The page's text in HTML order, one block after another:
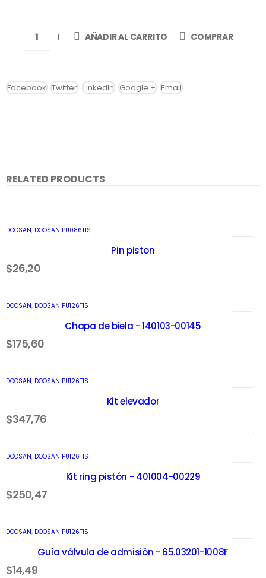
AÑADIR AL CARRITO COMPRAR
Facebook Twitter LinkedIn Google + Email
RELATED PRODUCTS
DOOSAN, DOOSAN PU086TIS
Pin piston
$26,20
DOOSAN, DOOSAN PU126TIS
Chapa de biela - 140103-00145
$175,60
DOOSAN, DOOSAN PU126TIS
Kit elevador
$347,76
DOOSAN, DOOSAN PU126TIS
Kit ring pistón - 401004-00229
$250,47
DOOSAN, DOOSAN PU126TIS
Guía válvula de admisión - 65.03201-1008F
$14,49